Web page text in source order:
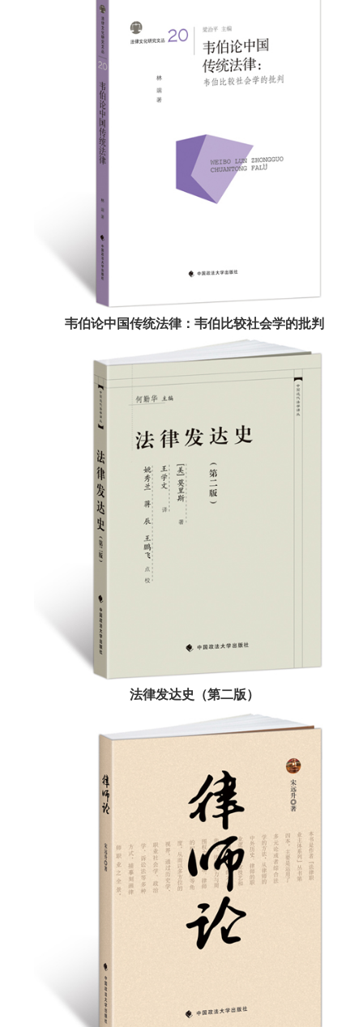
韦伯论中国传统法律：韦伯比较社会学的批判
法律发达史（第二版）